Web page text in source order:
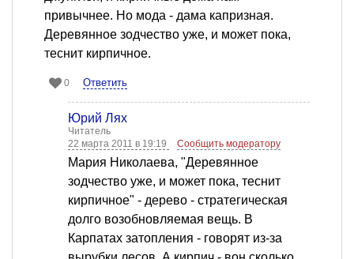
привычнее. Но мода - дама капризная.
Деревянное зодчество уже, и может пока,
теснит кирпичное.
0 Ответить
Юрий Лях
Читатель
22 марта 2011 в 19:19
Сообщить модератору
Мария Николаева, "Деревянное
зодчество уже, и может пока, теснит
кирпичное" - дерево - стратегическая
долго возобновляемая вещь. В
Карпатах затопления - говорят из-за